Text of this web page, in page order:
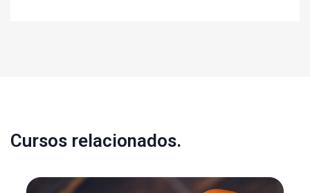
Cursos relacionados.